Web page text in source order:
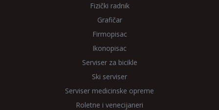
Fizički radnik
Grafičar
Firmopisac
Ikonopisac
Serviser za bicikle
Ski serviser
Serviser medicinske opreme
Roletne i venecijaneri